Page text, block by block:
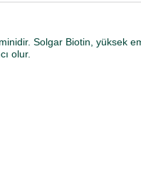
Solgar Biotin, yüksek
olur.